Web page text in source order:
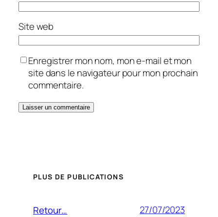
Site web
Enregistrer mon nom, mon e-mail et mon
site dans le navigateur pour mon prochain
commentaire.
PLUS DE PUBLICATIONS
Retour… 27/07/2023